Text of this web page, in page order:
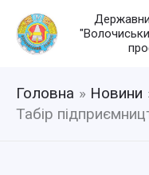
вмісту
Головна
Новини
Табір